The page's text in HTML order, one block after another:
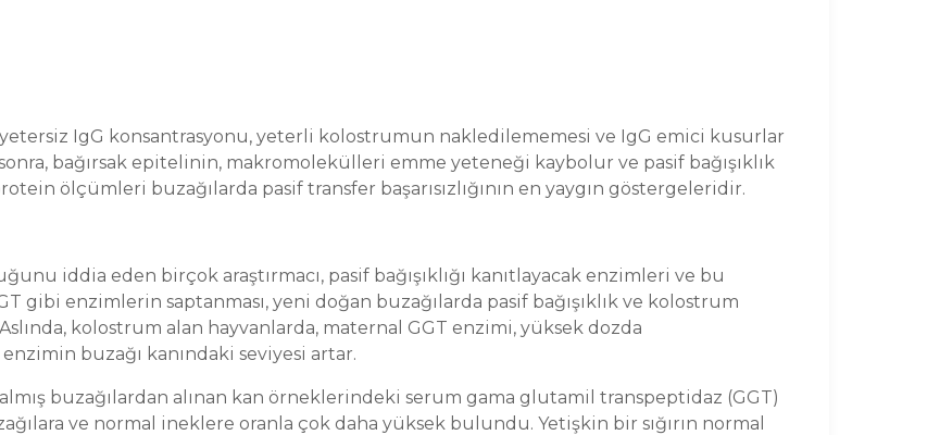
IgG konsantrasyonu, yeterli kolostrumun nakledilememesi ve IgG emici kusurlar
bağırsak epitelinin, makromolekülleri emme yeteneği kaybolur ve pasif bağışıklık
ölçümleri buzağılarda pasif transfer başarısızlığının en yaygın göstergeleridir.
iddia eden birçok araştırmacı, pasif bağışıklığı kanıtlayacak enzimleri ve bu
gibi enzimlerin saptanması, yeni doğan buzağılarda pasif bağışıklık ve kolostrum
kolostrum alan hayvanlarda, maternal GGT enzimi, yüksek dozda
buzağı kanındaki seviyesi artar.
buzağılardan alınan kan örneklerindeki serum gama glutamil transpeptidaz (GGT)
ve normal ineklere oranla çok daha yüksek bulundu. Yetişkin bir sığırın normal